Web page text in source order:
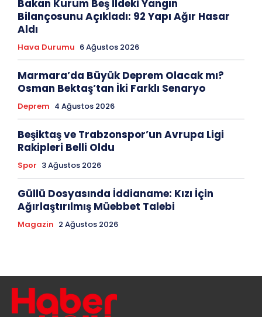
Bakan Kurum Beş İldeki Yangın
Bilançosunu Açıkladı: 92 Yapı Ağır Hasar
Aldı
Hava Durumu 6 Ağustos 2026
Marmara’da Büyük Deprem Olacak mı?
Osman Bektaş’tan İki Farklı Senaryo
Deprem 4 Ağustos 2026
Beşiktaş ve Trabzonspor’un Avrupa Ligi
Rakipleri Belli Oldu
Spor 3 Ağustos 2026
Güllü Dosyasında İddianame: Kızı İçin
Ağırlaştırılmış Müebbet Talebi
Magazin 2 Ağustos 2026